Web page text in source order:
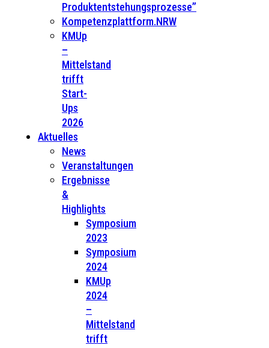
Produktentstehungsprozesse”
Kompetenzplattform.NRW
KMUp
–
Mittelstand
trifft
Start-
Ups
2026
Aktuelles
News
Veranstaltungen
Ergebnisse
&
Highlights
Symposium
2023
Symposium
2024
KMUp
2024
–
Mittelstand
trifft